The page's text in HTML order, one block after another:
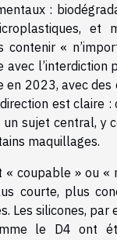
:
et
«
avec
en 2023, avec
est claire :
un sujet central,
maquillages.
« coupable » ou
courte, plus
Les silicones,
le D4 ont